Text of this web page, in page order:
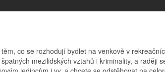
co se rozhodují bydlet na venkově v
mezilidských vztahů i kriminality, a raději